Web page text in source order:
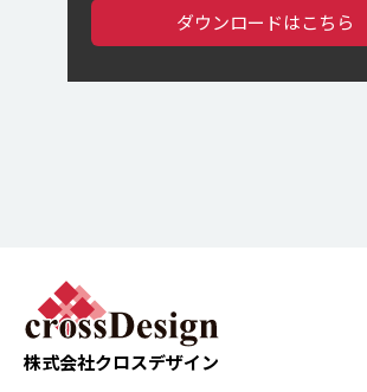
ダウンロードはこちら
株式会社クロスデザイン